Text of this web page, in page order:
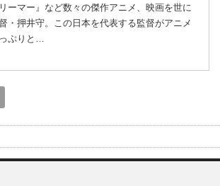
ーマー』など数々の傑作アニメ、映画を世に
・押井守。この日本を代表する監督がアニメ
ぷりと…